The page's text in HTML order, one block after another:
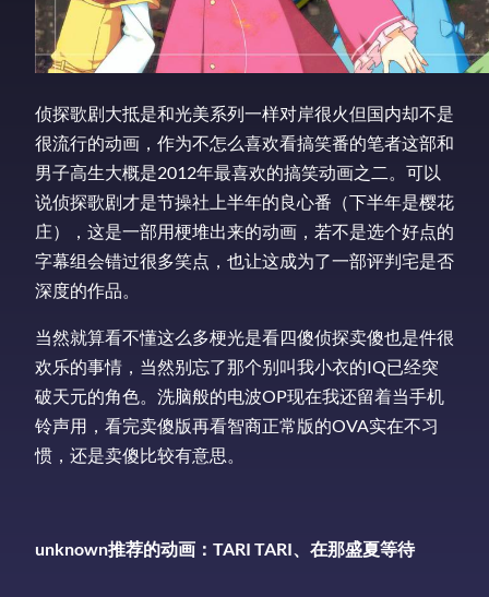
侦探歌剧大抵是和光美系列一样对岸很火但国内却不是
很流行的动画，作为不怎么喜欢看搞笑番的笔者这部和
男子高生大概是2012年最喜欢的搞笑动画之二。可以
说侦探歌剧才是节操社上半年的良心番（下半年是樱花
庄），这是一部用梗堆出来的动画，若不是选个好点的
字幕组会错过很多笑点，也让这成为了一部评判宅是否
深度的作品。
当然就算看不懂这么多梗光是看四傻侦探卖傻也是件很
欢乐的事情，当然别忘了那个别叫我小衣的IQ已经突
破天元的角色。洗脑般的电波OP现在我还留着当手机
铃声用，看完卖傻版再看智商正常版的OVA实在不习
惯，还是卖傻比较有意思。
unknown推荐的动画：TARI TARI、在那盛夏等待